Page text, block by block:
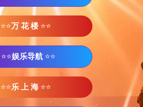
⭐⭐万 花 楼 ⭐⭐
⭐⭐娱乐导航 ⭐⭐
⭐⭐乐 上 海 ⭐⭐